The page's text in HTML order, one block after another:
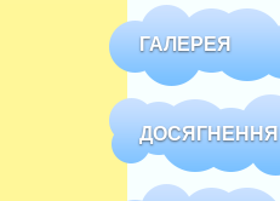
ГАЛЕРЕЯ
ДОСЯГНЕННЯ